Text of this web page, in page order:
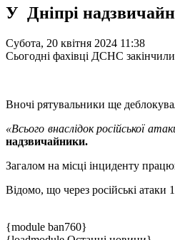
У Дніпрі
Субота, 20 квітня 2024 11:38
Сьогодні фахівці ДСНС
Вночі рятувальники ще
«Всього внаслідок російської
надзвичайники.
Загалом на місці інциденту
Відомо, що через російські
{module ban760}